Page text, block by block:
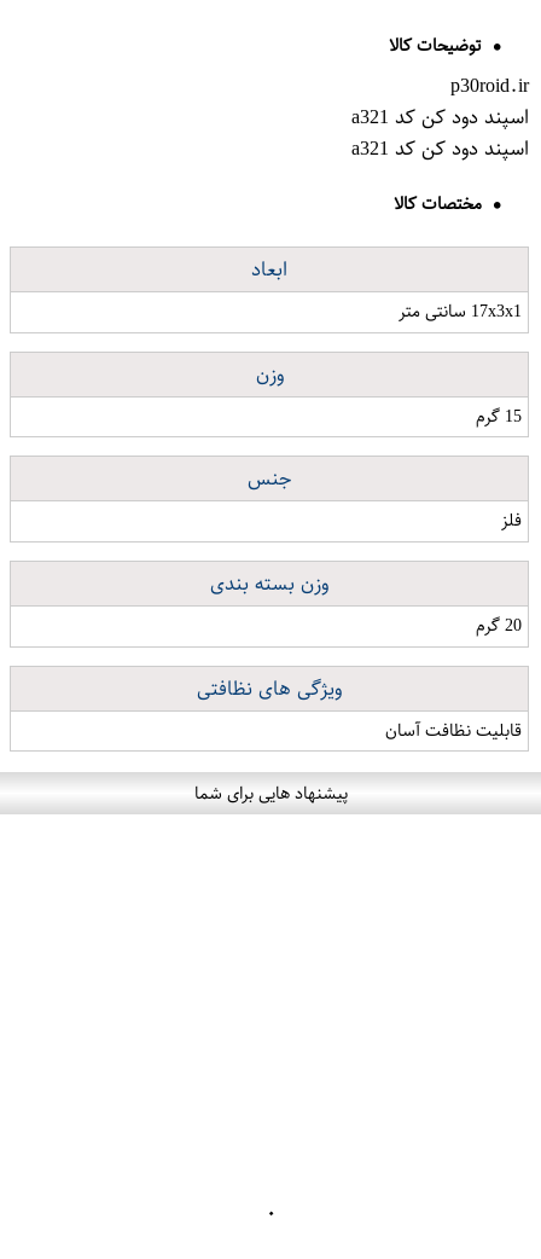
توضیحات کالا
p30roid.ir
اسپند دود کن کد a321
اسپند دود کن کد a321
مختصات کالا
ابعاد
17x3x1 سانتی متر
وزن
15 گرم
جنس
فلز
وزن بسته بندی
20 گرم
ویژگی های نظافتی
قابلیت نظافت آسان
پیشنهاد هایی برای شما
۰